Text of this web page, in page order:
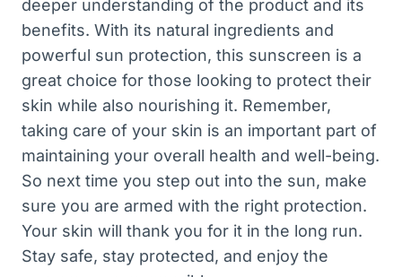
deeper understanding of the product and its
benefits. With its natural ingredients and
powerful sun protection, this sunscreen is a
great choice for those looking to protect their
skin while also nourishing it. Remember,
taking care of your skin is an important part of
maintaining your overall health and well-being.
So next time you step out into the sun, make
sure you are armed with the right protection.
Your skin will thank you for it in the long run.
Stay safe, stay protected, and enjoy the